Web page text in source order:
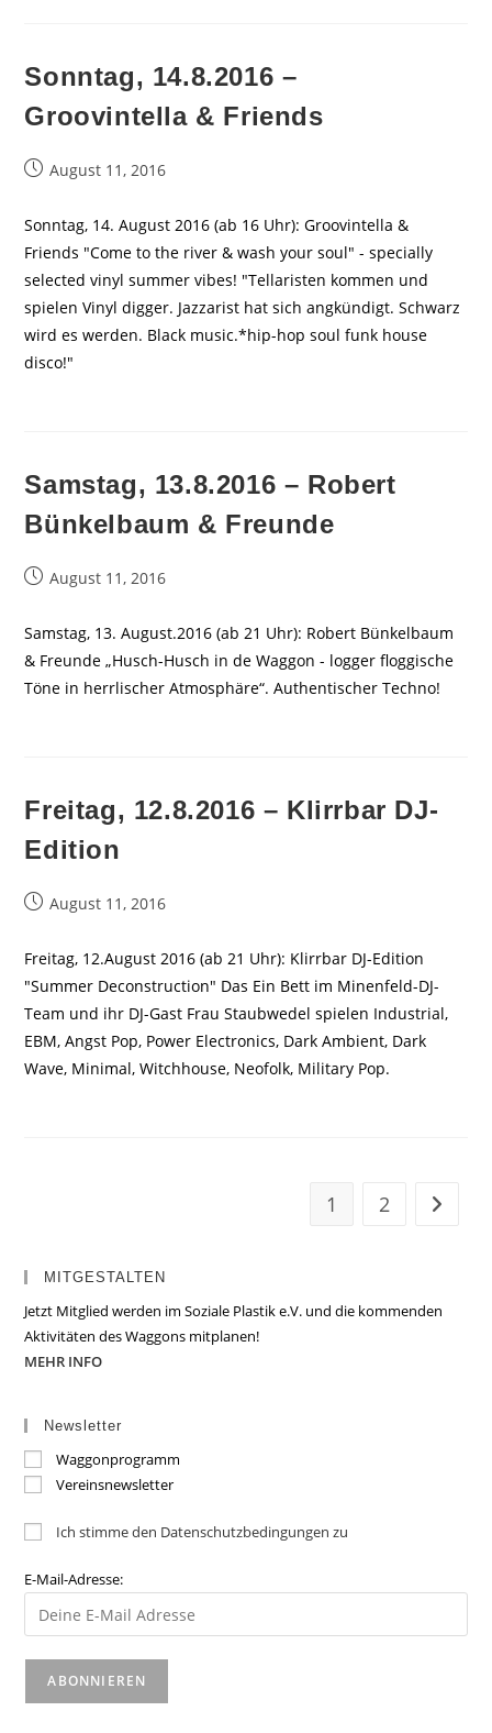
Sonntag, 14.8.2016 –
Groovintella & Friends
BeitragAugust 11, 2016
Sonntag, 14. August 2016 (ab 16 Uhr): Groovintella &
Friends "Come to the river & wash your soul" - specially
selected vinyl summer vibes! "Tellaristen kommen und
spielen Vinyl digger. Jazzarist hat sich angkündigt. Schwarz
wird es werden. Black music.*hip-hop soul funk house
disco!"
Samstag, 13.8.2016 – Robert
Bünkelbaum & Freunde
BeitragAugust 11, 2016
Samstag, 13. August.2016 (ab 21 Uhr): Robert Bünkelbaum
& Freunde „Husch-Husch in de Waggon - logger floggische
Töne in herrlischer Atmosphäre“. Authentischer Techno!
Freitag, 12.8.2016 – Klirrbar DJ-
Edition
BeitragAugust 11, 2016
Freitag, 12.August 2016 (ab 21 Uhr): Klirrbar DJ-Edition
"Summer Deconstruction" Das Ein Bett im Minenfeld-DJ-
Team und ihr DJ-Gast Frau Staubwedel spielen Industrial,
EBM, Angst Pop, Power Electronics, Dark Ambient, Dark
Wave, Minimal, Witchhouse, Neofolk, Military Pop.
1 2 Zur
MITGESTALTEN
Jetzt Mitglied werden im Soziale Plastik e.V. und die kommenden
Aktivitäten des Waggons mitplanen!
MEHR INFO
Newsletter
Waggonprogramm
Vereinsnewsletter
Ich stimme den Datenschutzbedingungen zu
E-Mail-Adresse: